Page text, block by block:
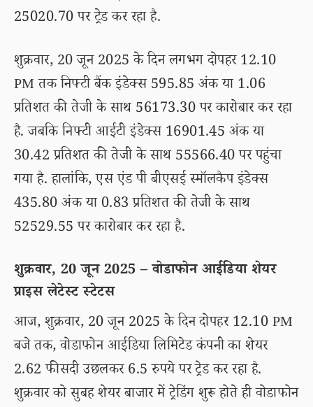
25020.70 पर ट्रेड कर रहा है.
शुक्रवार, 20 जून 2025 के दिन लगभग दोपहर 12.10
PM तक निफ्टी बैंक इंडेक्स 595.85 अंक या 1.06
प्रतिशत की तेजी के साथ 56173.30 पर कारोबार कर रहा
है. जबकि निफ्टी आईटी इंडेक्स 16901.45 अंक या
30.42 प्रतिशत की तेजी के साथ 55566.40 पर पहुंचा
गया है. हालांकि, एस एंड पी बीएसई स्मॉलकैप इंडेक्स
435.80 अंक या 0.83 प्रतिशत की तेजी के साथ
52529.55 पर कारोबार कर रहा है.
शुक्रवार, 20 जून 2025 – वोडाफोन आईडिया शेयर
प्राइस लेटेस्ट स्टेटस
आज, शुक्रवार, 20 जून 2025 के दिन दोपहर 12.10 PM
बजे तक, वोडाफोन आईडिया लिमिटेड कंपनी का शेयर
2.62 फीसदी उछलकर 6.5 रुपये पर ट्रेड कर रहा है.
शुक्रवार को सुबह शेयर बाजार में ट्रेडिंग शुरू होते ही वोडाफोन